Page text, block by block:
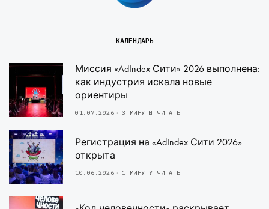
КАЛЕНДАРЬ
Миссия «AdIndex Сити» 2026 выполнена:
как индустрия искала новые
ориентиры
01.07.2026 3 МИНУТЫ ЧИТАТЬ
Регистрация на «AdIndex Сити 2026»
открыта
10.06.2026 1 МИНУТУ ЧИТАТЬ